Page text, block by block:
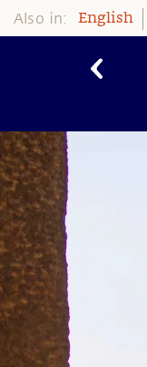
Also in: English